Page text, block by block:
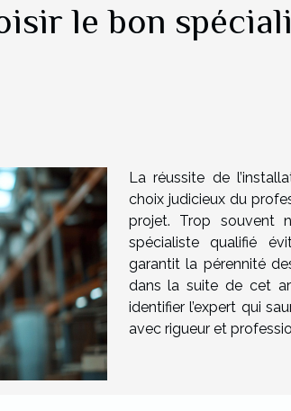
le bon
La réussite de
choix judicieux du
projet. Trop souvent
spécialiste qualifié
garantit la pérennité
dans la suite de cet
identifier l’expert qui
avec rigueur et